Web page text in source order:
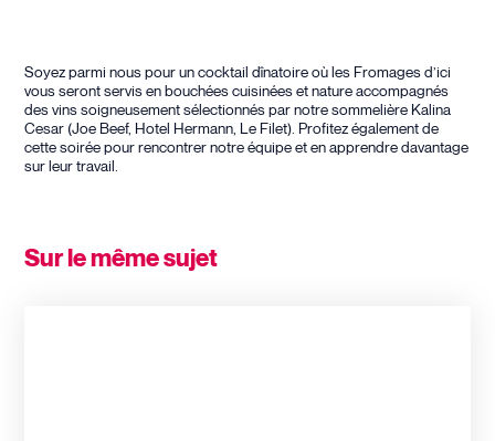
Soyez parmi nous pour un cocktail dînatoire où les Fromages d’ici
vous seront servis en bouchées cuisinées et nature accompagnés
des vins soigneusement sélectionnés par notre sommelière Kalina
Cesar (Joe Beef, Hotel Hermann, Le Filet). Profitez également de
cette soirée pour rencontrer notre équipe et en apprendre davantage
sur leur travail.
Sur le même sujet